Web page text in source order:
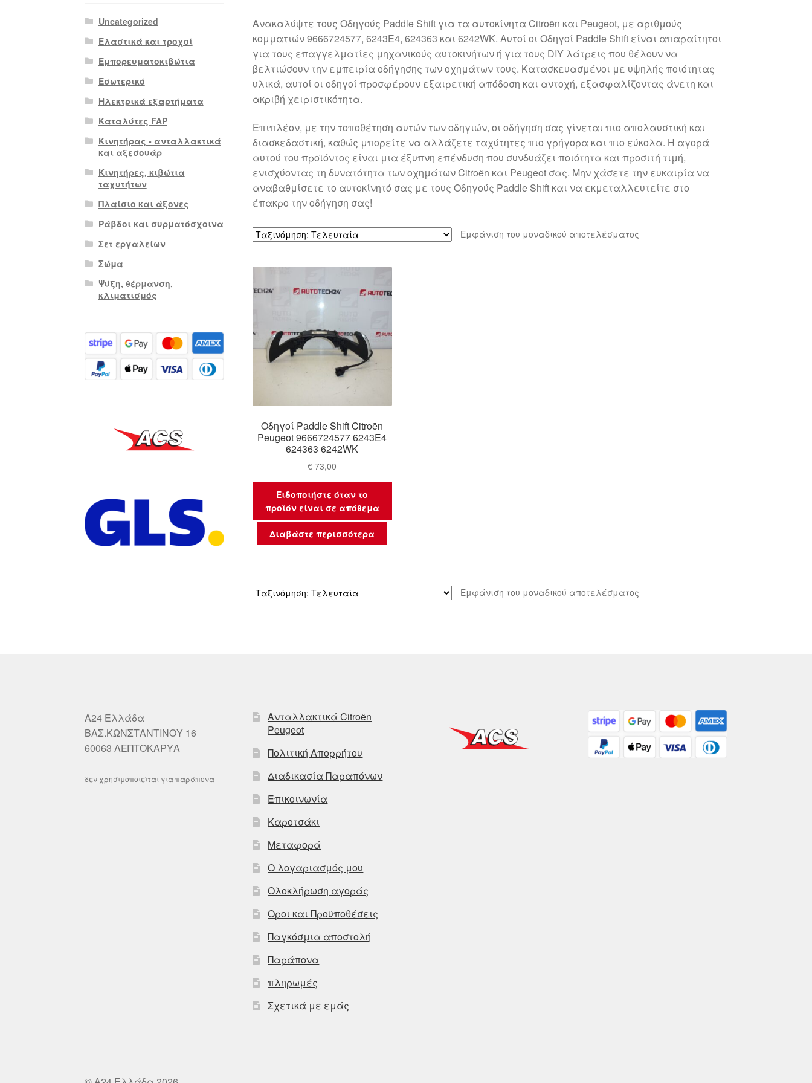
Ανακαλύψτε τους Οδηγούς Paddle Shift για τα αυτοκίνητα Citroën και Peugeot, με αριθμούς
κομματιών 9666724577, 6243E4, 624363 και 6242WK. Αυτοί οι Οδηγοί Paddle Shift είναι απαραίτητοι
για τους επαγγελματίες μηχανικούς αυτοκινήτων ή για τους DIY λάτρεις που θέλουν να
βελτιώσουν την εμπειρία οδήγησης των οχημάτων τους. Κατασκευασμένοι με υψηλής ποιότητας
υλικά, αυτοί οι οδηγοί προσφέρουν εξαιρετική απόδοση και αντοχή, εξασφαλίζοντας άνετη και
ακριβή χειριστικότητα.
Επιπλέον, με την τοποθέτηση αυτών των οδηγιών, οι οδήγηση σας γίνεται πιο απολαυστική και
διασκεδαστική, καθώς μπορείτε να αλλάζετε ταχύτητες πιο γρήγορα και πιο εύκολα. Η αγορά
αυτού του προϊόντος είναι μια έξυπνη επένδυση που συνδυάζει ποιότητα και προσιτή τιμή,
ενισχύοντας τη δυνατότητα των οχημάτων Citroën και Peugeot σας. Μην χάσετε την ευκαιρία να
αναβαθμίσετε το αυτοκίνητό σας με τους Οδηγούς Paddle Shift και να εκμεταλλευτείτε στο
έπακρο την οδήγηση σας!
Εμφάνιση του μοναδικού αποτελέσματος
Οδηγοί Paddle Shift Citroën
Peugeot 9666724577 6243E4
624363 6242WK
€ 73,00
Ειδοποιήστε όταν το
προϊόν είναι σε απόθεμα
Διαβάστε περισσότερα
Εμφάνιση του μοναδικού αποτελέσματος
Uncategorized
Ελαστικά και τροχοί
Εμπορευματοκιβώτια
Εσωτερικό
Ηλεκτρικά εξαρτήματα
Καταλύτες FAP
Κινητήρας - ανταλλακτικά
και αξεσουάρ
Κινητήρες, κιβώτια
ταχυτήτων
Πλαίσιο και άξονες
Ράβδοι και συρματόσχοινα
Σετ εργαλείων
Σώμα
Ψύξη, θέρμανση,
κλιματισμός
A24 Ελλάδα
ΒΑΣ.ΚΩΝΣΤΑΝΤΙΝΟΥ 16
60063 ΛΕΠΤΟΚΑΡΥΑ
δεν χρησιμοποιείται για παράπονα
Ανταλλακτικά Citroën
Peugeot
Πολιτική Απορρήτου
Διαδικασία Παραπόνων
Επικοινωνία
Καροτσάκι
Μεταφορά
Ο λογαριασμός μου
Ολοκλήρωση αγοράς
Οροι και Προϋποθέσεις
Παγκόσμια αποστολή
Παράπονα
πληρωμές
Σχετικά με εμάς